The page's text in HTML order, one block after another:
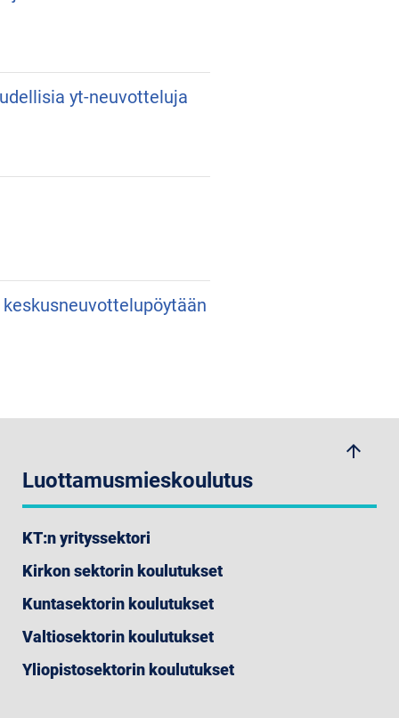
yt-neuvotteluja
arrow_upwards
Luottamusmieskoulutus
KT:n yrityssektori
Kirkon sektorin koulutukset
Kuntasektorin koulutukset
Valtiosektorin koulutukset
Yliopistosektorin koulutukset